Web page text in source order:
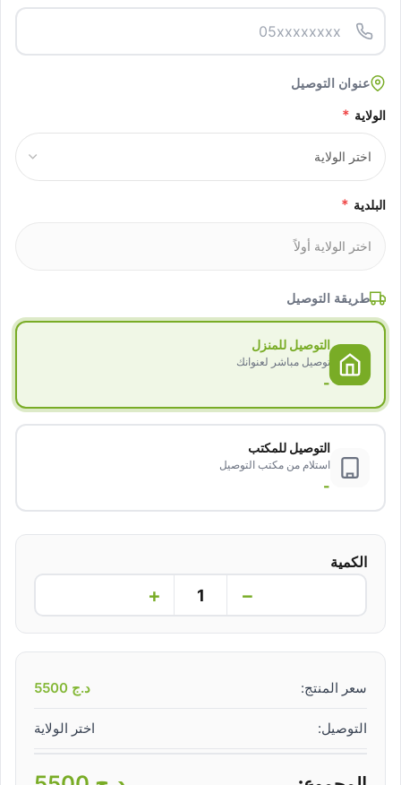
عنوان التوصيل
الولاية *
البلدية *
طريقة التوصيل
التوصيل للمنزل
توصيل مباشر لعنوانك
-
التوصيل للمكتب
استلام من مكتب التوصيل
-
الكمية
−
+
سعر المنتج: د.ج
التوصيل: اختر الولاية